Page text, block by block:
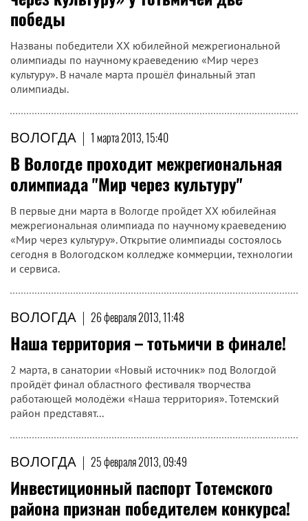
победы
Названы победители XX юбилейной межрегиональной
олимпиады по научному краеведению «Мир через
культуру». В начале марта прошёл финальный этап
олимпиады.
ВОЛОГДА | 1 марта 2013, 15:40
В Вологде проходит межрегиональная
олимпиада "Мир через культуру"
В первые дни марта в Вологде пройдет XX юбилейная
межрегиональная олимпиада по научному краеведению
«Мир через культуру». Открытие олимпиады состоялось
сегодня в Вологодском колледже коммерции, технологии
и сервиса.
ВОЛОГДА | 26 февраля 2013, 11:48
Наша территория – тотьмичи в финале!
2 марта, в санатории «Новый источник» под Вологдой
пройдёт финал областного фестиваля творчества
работающей молодёжи «Наша территория». Тотемский
район представят...
ВОЛОГДА | 25 февраля 2013, 09:49
Инвестиционный паспорт Тотемского
района признан победителем конкурса!